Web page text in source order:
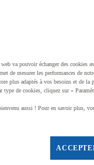
va pouvoir échanger des cookies
de mesurer les performances de
plus adaptés à vos besoins et de
de cookies, cliquez sur «
aussi ! Pour en savoir plus,